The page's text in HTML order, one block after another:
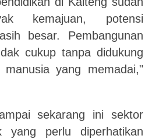
kemajuan, potensi
besar. Pembangunan
cukup tanpa didukung
yang memadai,"
sekarang ini sektor
yang perlu diperhatikan